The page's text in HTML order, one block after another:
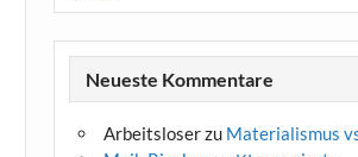
Neueste Kommentare
Arbeitsloserzu Materialismus